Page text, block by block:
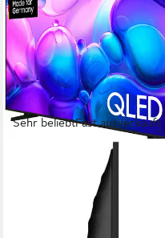
Sehr beliebtFast ausverkauft
GQ65Q6FAAU QLED-
Diagonale
Bildschirmtechnologie
Auflösung